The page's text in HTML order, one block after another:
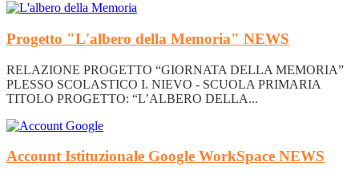
Progetto "L'albero della Memoria" NEWS
RELAZIONE PROGETTO “GIORNATA DELLA MEMORIA”
PLESSO SCOLASTICO I. NIEVO - SCUOLA PRIMARIA
TITOLO PROGETTO: “L’ALBERO DELLA...
Account Istituzionale Google WorkSpace NEWS